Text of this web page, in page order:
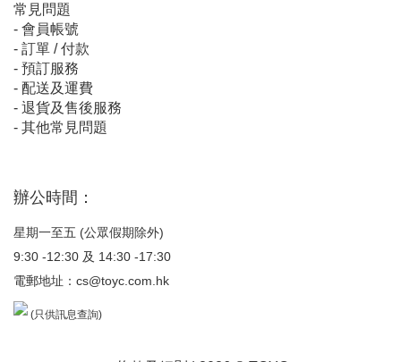
常見問題
- 會員帳號
- 訂單 / 付款
- 預訂服務
- 配送及運費
- 退貨及售後服務
- 其他常見問題
辦公時間：
星期一至五 (公眾假期除外)
9:30 -12:30 及 14:30 -17:30
電郵地址： cs@toyc.com.hk
(只供訊息查詢)